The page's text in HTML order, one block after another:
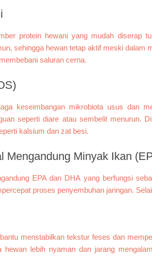
protein hewani yang mudah diserap
sehingga hewan tetap aktif meski dalam
saluran cerna.
keseimbangan mikrobiota usus dan
seperti diare atau sembelit menurun.
kalsium dan zat besi.
Mengandung Minyak Ikan
EPA dan DHA yang berfungsi
proses penyembuhan jaringan.
menstabilkan tekstur feses dan
hewan lebih nyaman dan jarang